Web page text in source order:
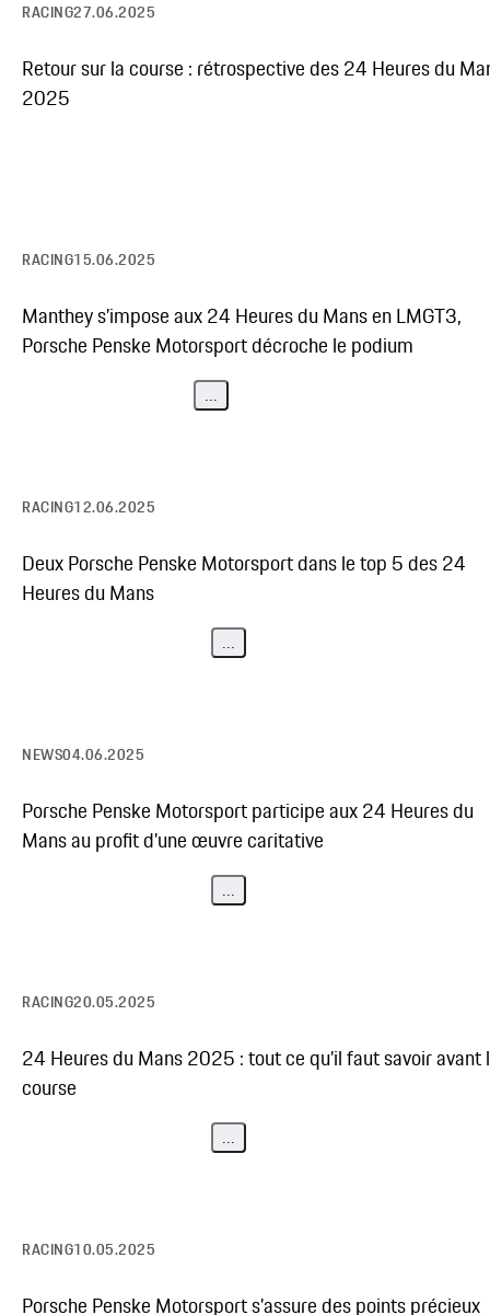
RACING27.06.2025
Retour sur la course : rétrospective des 24 Heures du
2025
RACING15.06.2025
Manthey s’impose aux 24 Heures du Mans en LMGT3,
Porsche Penske Motorsport décroche le podium
RACING12.06.2025
Deux Porsche Penske Motorsport dans le top 5 des 24
Heures du Mans
NEWS04.06.2025
Porsche Penske Motorsport participe aux 24 Heures du
Mans au profit d'une œuvre caritative
RACING20.05.2025
24 Heures du Mans 2025 : tout ce qu’il faut savoir avant
course
RACING10.05.2025
Porsche Penske Motorsport s'assure des points précieux